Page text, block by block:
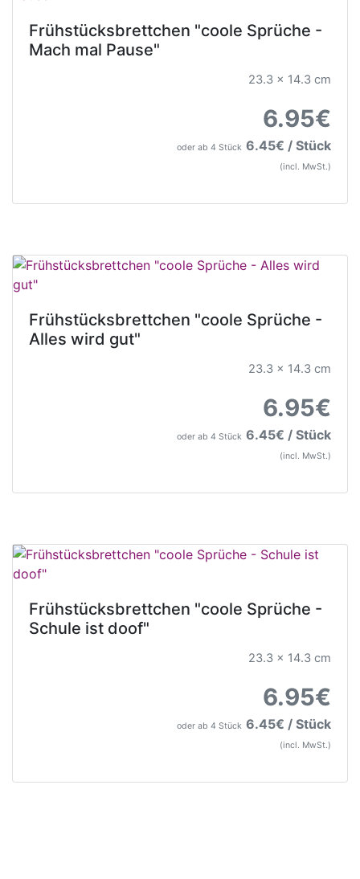
Frühstücksbrettchen "coole Sprüche -
Mach mal Pause"
23.3 x 14.3 cm
6.95€
oder ab 4 Stück 6.45€ / Stück
(incl. MwSt.)
Frühstücksbrettchen "coole Sprüche -
Alles wird gut"
23.3 x 14.3 cm
6.95€
oder ab 4 Stück 6.45€ / Stück
(incl. MwSt.)
Frühstücksbrettchen "coole Sprüche -
Schule ist doof"
23.3 x 14.3 cm
6.95€
oder ab 4 Stück 6.45€ / Stück
(incl. MwSt.)